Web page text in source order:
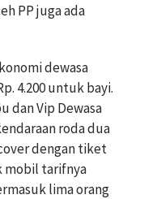
PP juga ada
dewasa
4.200 untuk bayi.
dan Vip Dewasa
roda dua
dengan tiket
mobil tarifnya
lima orang